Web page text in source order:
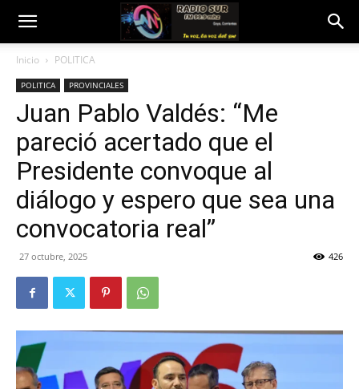
Inicio POLITICA
POLITICA PROVINCIALES
Juan Pablo Valdés: “Me
pareció acertado que el
Presidente convoque al
diálogo y espero que sea una
convocatoria real”
27 octubre, 2025 426